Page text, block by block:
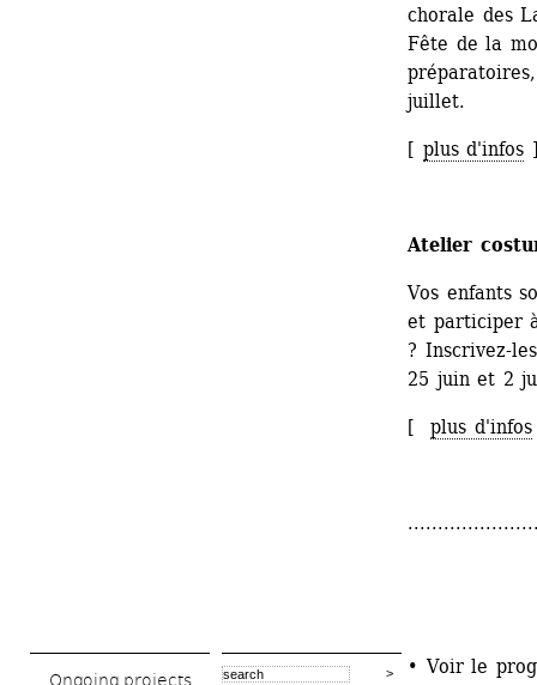
Ongoing projects
chorale des
Fête de la
juillet.
[ plus d'infos
Atelier
Vos enfants
et participer
? Inscrivez-
25 juin et 2
[ plus d'infos
• Voir le